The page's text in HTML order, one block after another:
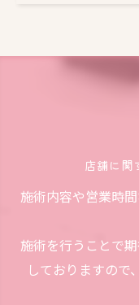
店舗に関
施術内容や営業時
施術を行うことで
しておりますので